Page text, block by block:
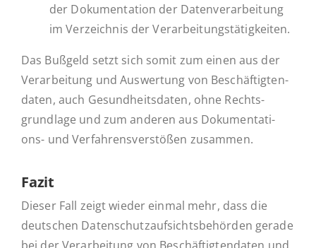
der Do­ku­men­ta­ti­on der Da­ten­ver­ar­bei­tung
im Ver­zeich­nis der Verarbeitungstätigkeiten.
Das Bußgeld setzt sich somit zum einen aus der
Ver­ar­bei­tung und Aus­wer­tung von Be­schäf­tig­ten­
da­ten, auch Ge­sund­heits­da­ten, ohne Rechts­
grund­la­ge und zum anderen aus Do­­ku­­men­­ta­­ti­
ons- und Ver­fah­rens­ver­stö­ßen zusammen.
Fazit
Dieser Fall zeigt wieder einmal mehr, dass die
deut­schen Da­ten­schutz­auf­sichts­be­hör­den gerade